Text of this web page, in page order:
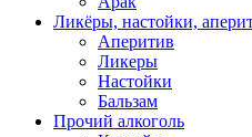
Ликёры, настойки,
Аперитив
Ликеры
Настойки
Бальзам
Прочий алкоголь